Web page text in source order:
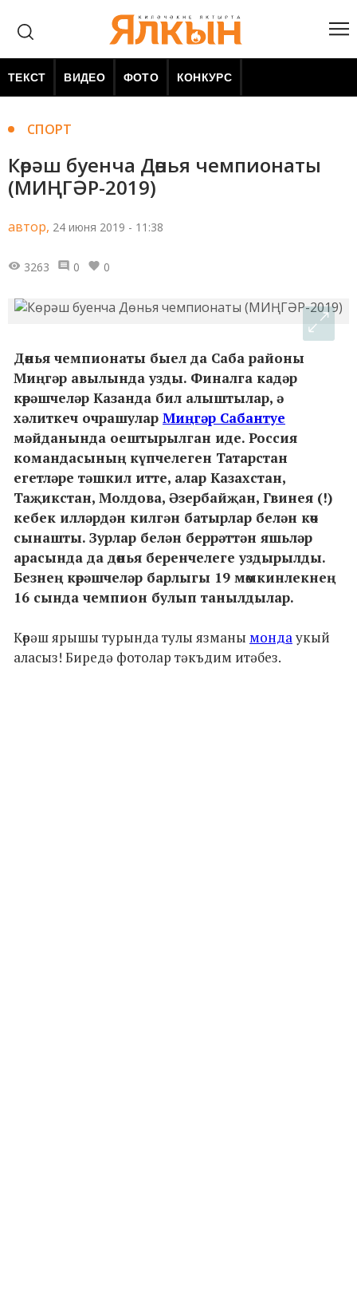
ТЕКСТ ВИДЕО ФОТО КОНКУРС
СПОРТ
Көрәш буенча Дөнья чемпионаты
(МИҢГӘР-2019)
автор, 24 июня 2019 - 11:38
3263 0 0
Дөнья чемпионаты быел да Саба районы
Миңгәр авылында узды. Финалга кадәр
көрәшчеләр Казанда бил алыштылар, ә
хәлиткеч очрашулар Миңгәр Сабантуе
мәйданында оештырылган иде. Россия
командасының күпчелеген Татарстан
егетләре тәшкил итте, алар Казахстан,
Таҗикстан, Молдова, Әзербайҗан, Гвинея (!)
кебек илләрдән килгән батырлар белән көч
сынашты. Зурлар белән беррәттән яшьләр
арасында да дөнья беренчелеге уздырылды.
Безнең көрәшчеләр барлыгы 19 мөмкинлекнең
16 сында чемпион булып танылдылар.
Көрәш ярышы турында тулы язманы мондаукый
аласыз! Биредә фотолар тәкъдим итәбез.